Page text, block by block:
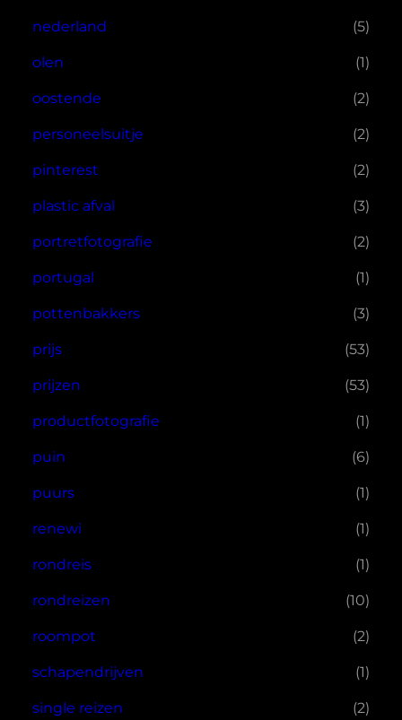
nederland (5)
olen (1)
oostende (2)
personeelsuitje (2)
pinterest (2)
plastic afval (3)
portretfotografie (2)
portugal (1)
pottenbakkers (3)
prijs (53)
prijzen (53)
productfotografie (1)
puin (6)
puurs (1)
renewi (1)
rondreis (1)
rondreizen (10)
roompot (2)
schapendrijven (1)
single reizen (2)